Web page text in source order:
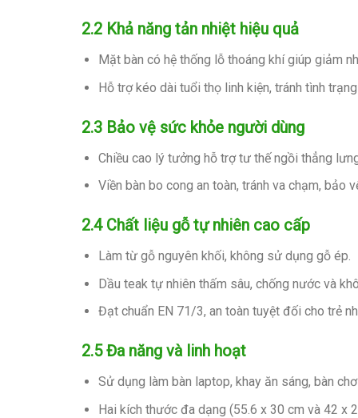
2.2 Khả năng tản nhiệt hiệu quả
Mặt bàn có hệ thống lỗ thoáng khí giúp giảm
Hỗ trợ kéo dài tuổi thọ linh kiện, tránh tình
2.3 Bảo vệ sức khỏe người dùng
Chiều cao lý tưởng hỗ trợ tư thế ngồi thẳng
Viền bàn bo cong an toàn, tránh va chạm, bảo
2.4 Chất liệu gỗ tự nhiên cao cấp
Làm từ gỗ nguyên khối, không sử dụng gỗ ép.
Dầu teak tự nhiên thấm sâu, chống nước và
Đạt chuẩn EN 71/3, an toàn tuyệt đối cho trẻ
2.5 Đa năng và linh hoạt
Sử dụng làm bàn laptop, khay ăn sáng, bàn
Hai kích thước đa dạng (55.6 x 30 cm và 42 x